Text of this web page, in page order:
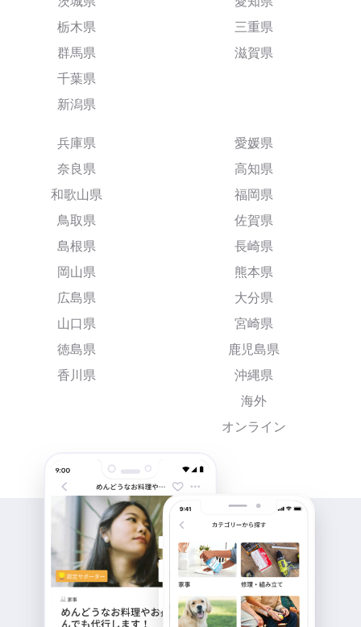
栃木県
群馬県
千葉県
新潟県
三重県
滋賀県
兵庫県
奈良県
和歌山県
鳥取県
島根県
岡山県
広島県
山口県
徳島県
香川県
愛媛県
高知県
福岡県
佐賀県
長崎県
熊本県
大分県
宮崎県
鹿児島県
沖縄県
海外
オンライン